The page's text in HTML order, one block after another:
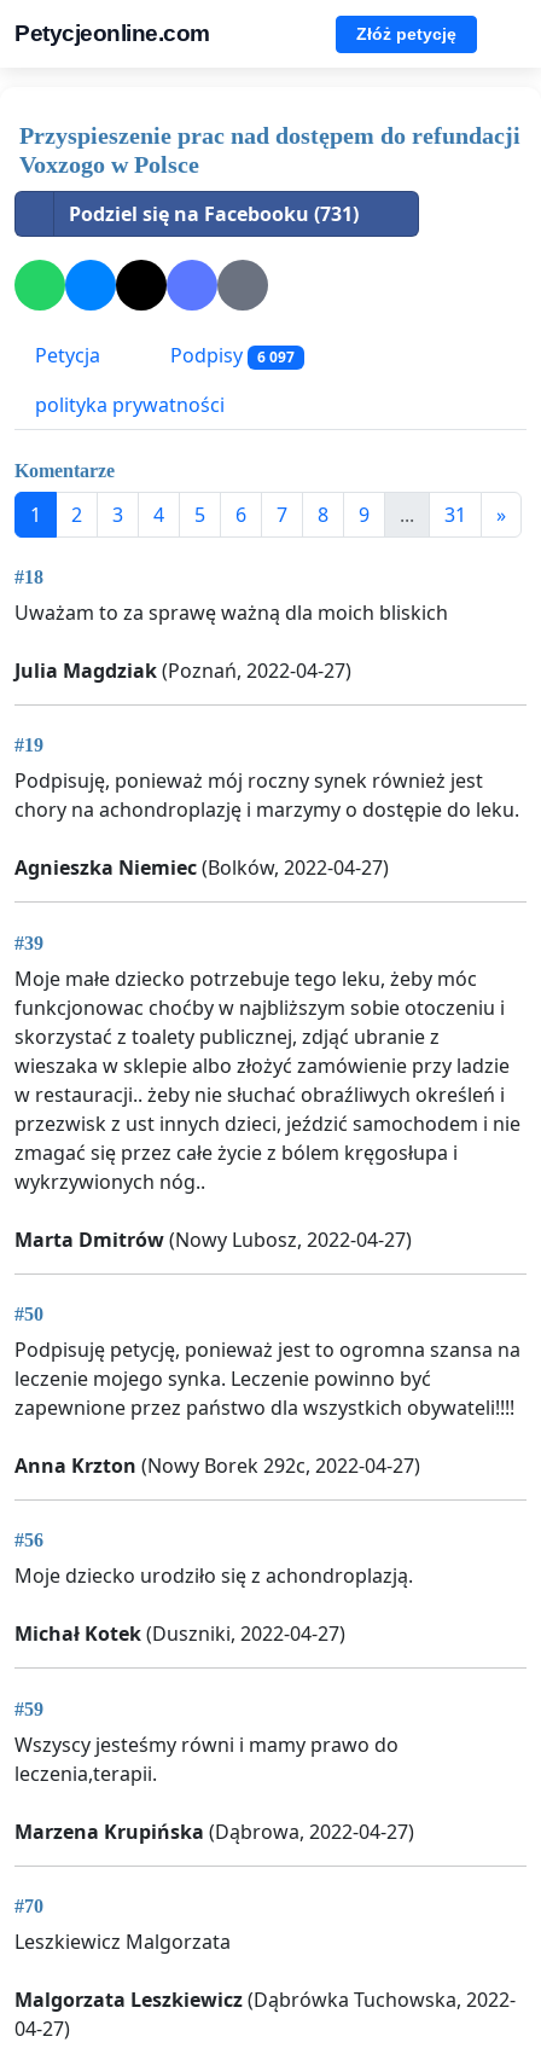
Petycjeonline.com Złóż petycję
Przyspieszenie prac nad dostępem do refundacji
Voxzogo w Polsce
Podziel się na Facebooku (731)
Petycja Podpisy 6 097
polityka prywatności
Komentarze
1 2 3 4 5 6 7 8 9 ... 31 »
#18
Uważam to za sprawę ważną dla moich bliskich
Julia Magdziak(Poznań, 2022-04-27)
#19
Podpisuję, ponieważ mój roczny synek również jest
chory na achondroplazję i marzymy o dostępie do leku.
Agnieszka Niemiec(Bolków, 2022-04-27)
#39
Moje małe dziecko potrzebuje tego leku, żeby móc
funkcjonowac choćby w najbliższym sobie otoczeniu i
skorzystać z toalety publicznej, zdjąć ubranie z
wieszaka w sklepie albo złożyć zamówienie przy ladzie
w restauracji.. żeby nie słuchać obraźliwych określeń i
przezwisk z ust innych dzieci, jeździć samochodem i nie
zmagać się przez całe życie z bólem kręgosłupa i
wykrzywionych nóg..
Marta Dmitrów(Nowy Lubosz, 2022-04-27)
#50
Podpisuję petycję, ponieważ jest to ogromna szansa na
leczenie mojego synka. Leczenie powinno być
zapewnione przez państwo dla wszystkich obywateli!!!!
Anna Krzton (Nowy Borek 292c, 2022-04-27)
#56
Moje dziecko urodziło się z achondroplazją.
Michał Kotek(Duszniki, 2022-04-27)
#59
Wszyscy jesteśmy równi i mamy prawo do
leczenia,terapii.
Marzena Krupińska (Dąbrowa, 2022-04-27)
#70
Leszkiewicz Malgorzata
Malgorzata Leszkiewicz(Dąbrówka Tuchowska, 2022-
04-27)